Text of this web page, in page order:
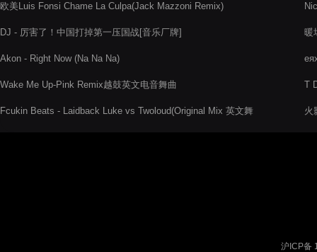
欧美Luis Fonsi Chame La Culpa(Jack Mazzoni Remix)
DJ - 厉害了！中国打掉第一压国战[音乐厂牌]
Akon - Right Now (Na Na Na)
Wake Me Up-Pink Remix越鼓英文电音舞曲
Fcukin Beats - Laidback Luke vs Twoloud(Original Mix 英文舞
暖
T
火
沪ICP备